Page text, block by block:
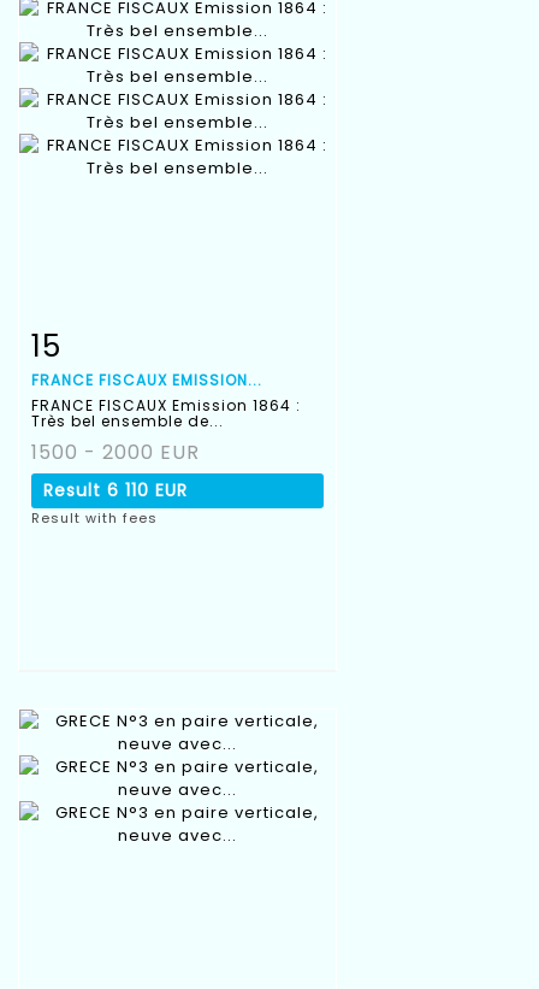
Item detail
15
FRANCE FISCAUX EMISSION...
FRANCE FISCAUX Emission 1864 :
Très bel ensemble de...
1500 - 2000 EUR
Result 6 110 EUR
Result with fees